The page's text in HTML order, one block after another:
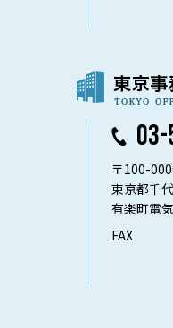
〒100-
東京都千
有楽町電
FAX